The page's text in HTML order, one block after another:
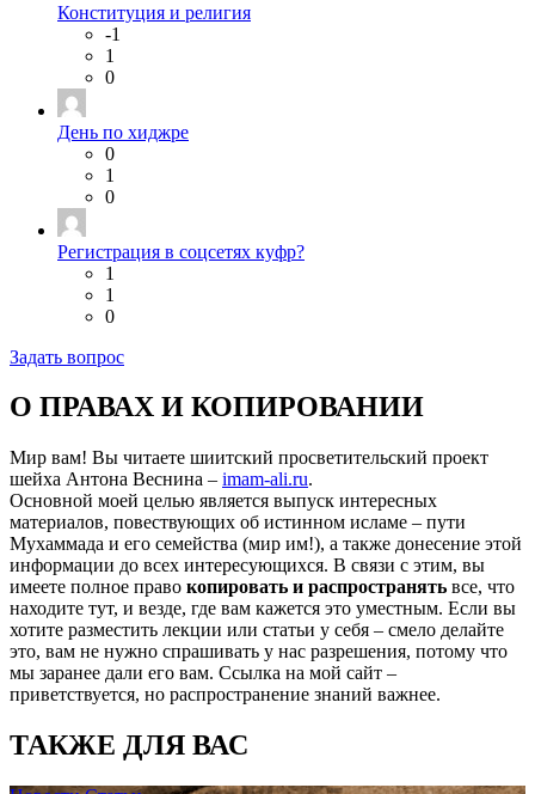
Конституция и религия
-1
1
0
День по хиджре
0
1
0
Регистрация в соцсетях куфр?
1
1
0
Задать вопрос
О ПРАВАХ И КОПИРОВАНИИ
Мир вам! Вы читаете шиитский просветительский проект
шейха Антона Веснина – imam-ali.ru.
Основной моей целью является выпуск интересных
материалов, повествующих об истинном исламе – пути
Мухаммада и его семейства (мир им!), а также донесение этой
информации до всех интересующихся. В связи с этим, вы
имеете полное право копировать и распространять все, что
находите тут, и везде, где вам кажется это уместным. Если вы
хотите разместить лекции или статьи у себя – смело делайте
это, вам не нужно спрашивать у нас разрешения, потому что
мы заранее дали его вам. Ссылка на мой сайт –
приветствуется, но распространение знаний важнее.
ТАКЖЕ ДЛЯ ВАС